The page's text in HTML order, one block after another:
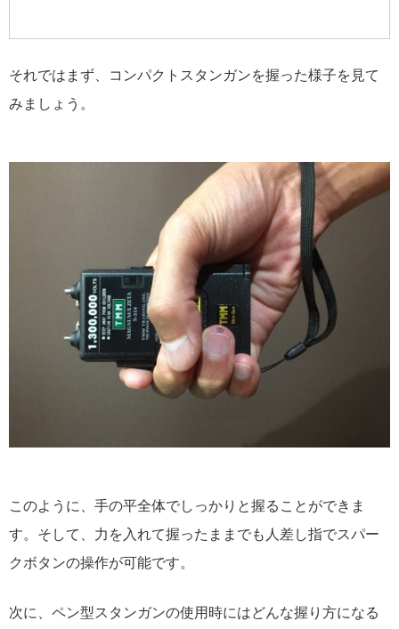
それではまず、コンパクトスタンガンを握った様子を見て
みましょう。
このように、手の平全体でしっかりと握ることができま
す。そして、力を入れて握ったままでも人差し指でスパー
クボタンの操作が可能です。
次に、ペン型スタンガンの使用時にはどんな握り方になる